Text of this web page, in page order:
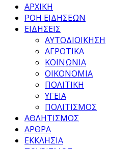
ΑΡΧΙΚΗ
ΡΟΗ ΕΙΔΗΣΕΩΝ
ΕΙΔΗΣΕΙΣ
ΑΥΤΟΔΙΟΙΚΗΣΗ
ΑΓΡΟΤΙΚΑ
ΚΟΙΝΩΝΙΑ
ΟΙΚΟΝΟΜΙΑ
ΠΟΛΙΤΙΚΗ
ΥΓΕΙΑ
ΠΟΛΙΤΙΣΜΟΣ
ΑΘΛΗΤΙΣΜΟΣ
ΑΡΘΡΑ
ΕΚΚΛΗΣΙΑ